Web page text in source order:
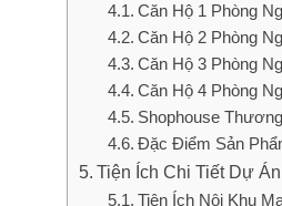
Căn Hộ 1 Phòng
Căn Hộ 2 Phòng
Căn Hộ 3 Phòng
Căn Hộ 4 Phòng
Shophouse
Đặc Điểm Sản
Tiện Ích Chi Tiết Dự Án
Tiện Ích Nội Khu